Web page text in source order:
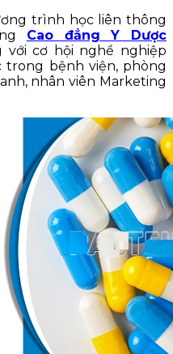
trình học liên thông
Cao đẳng Y Dược
với cơ hội nghề nghiệp
trong bệnh viện, phòng
nhân viên Marketing